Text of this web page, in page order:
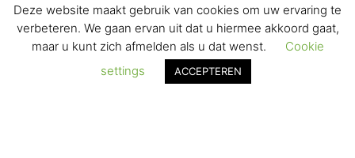
VERZENDEN & RETOURNEREN
Deze website maakt gebruik van cookies om uw ervaring te
verbeteren. We gaan ervan uit dat u hiermee akkoord gaat,
maar u kunt zich afmelden als u dat wenst.
Cookie
settings
ACCEPTEREN